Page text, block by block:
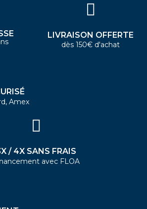
LIVRAISON OFFERTE
dès 150€ d'achat
Amex
/ 4X SANS FRAIS
avec FLOA